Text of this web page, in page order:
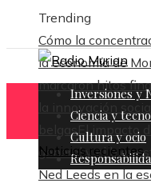
Trending
Cómo la
la economía de
marcaron hitos
la innovación
belgasEl impacto
general y el
Ned Leeds en la
Inversiones y
Ciencia y
Cultura y ocio
Noticias recientes